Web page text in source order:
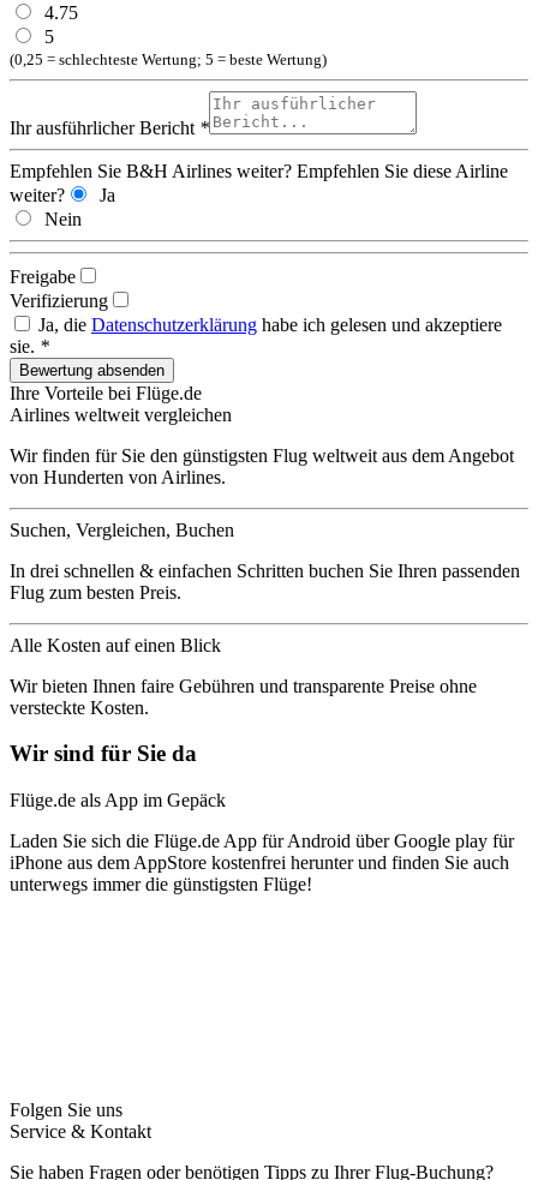
4.75
5
(0,25 = schlechteste Wertung; 5 = beste Wertung)
Ihr ausführlicher Bericht *
Empfehlen Sie B&H Airlines weiter? Empfehlen Sie diese Airline
weiter?
Ja
Nein
Freigabe
Verifizierung
Ja, die Datenschutzerklärung habe ich gelesen und akzeptiere
sie. *
Ihre Vorteile bei Flüge.de
Airlines weltweit vergleichen
Wir finden für Sie den günstigsten Flug weltweit aus dem Angebot
von Hunderten von Airlines.
Suchen, Vergleichen, Buchen
In drei schnellen & einfachen Schritten buchen Sie Ihren passenden
Flug zum besten Preis.
Alle Kosten auf einen Blick
Wir bieten Ihnen faire Gebühren und transparente Preise ohne
versteckte Kosten.
Wir sind für Sie da
Flüge.de als App im Gepäck
Laden Sie sich die Flüge.de App für Android über Google play für
iPhone aus dem AppStore kostenfrei herunter und finden Sie auch
unterwegs immer die günstigsten Flüge!
Folgen Sie uns
Service & Kontakt
Sie haben Fragen oder benötigen Tipps zu Ihrer Flug-Buchung?